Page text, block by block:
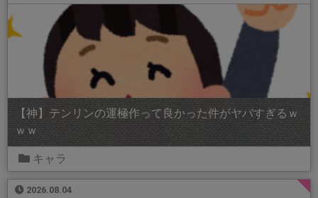
【神】テンリンの運極作って良かった件がヤバすぎるｗ
ｗｗ
キャラ
2026.08.04